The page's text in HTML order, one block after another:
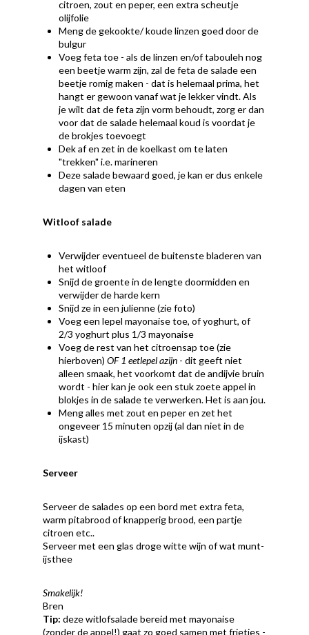
citroen, zout en peper, een extra scheutje
olijfolie
Meng de gekookte/ koude linzen goed door de
bulgur
Voeg feta toe - als de linzen en/of tabouleh nog
een beetje warm zijn, zal de feta de salade een
beetje romig maken - dat is helemaal prima, het
hangt er gewoon vanaf wat je lekker vindt. Als
je wilt dat de feta zijn vorm behoudt, zorg er dan
voor dat de salade helemaal koud is voordat je
de brokjes toevoegt
Dek af en zet in de koelkast om te laten
"trekken" i.e. marineren
Deze salade bewaard goed, je kan er dus enkele
dagen van eten
Witloof salade
Verwijder eventueel de buitenste bladeren van
het witloof
Snijd de groente in de lengte doormidden en
verwijder de harde kern
Snijd ze in een julienne (zie foto)
Voeg een lepel mayonaise toe, of yoghurt, of
2/3 yoghurt plus 1/3 mayonaise
Voeg de rest van het citroensap toe (zie
hierboven)OF 1 eetlepel azijn - dit geeft niet
alleen smaak, het voorkomt dat de andijvie bruin
wordt - hier kan je ook een stuk zoete appel in
blokjes in de salade te verwerken. Het is aan jou.
Meng alles met zout en peper en zet het
ongeveer 15 minuten opzij (al dan niet in de
ijskast)
Serveer
Serveer de salades op een bord met extra feta,
warm pitabrood of knapperig brood, een partje
citroen etc..
Serveer met een glas droge witte wijn of wat munt-
ijsthee
Smakelijk!
Bren
Tip: deze witlofsalade bereid met mayonaise
(zonder de appel!) gaat zo goed samen met frietjes -